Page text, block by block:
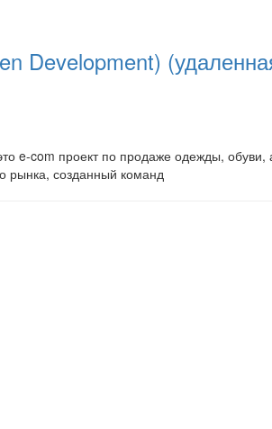
Development)
e-com проект по продаже одежды, обуви,
рынка, созданный команд